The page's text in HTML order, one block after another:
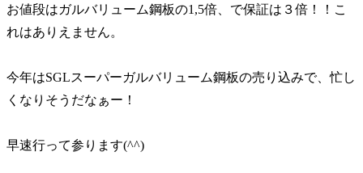
お値段はガルバリューム鋼板の1,5倍、で保証は３倍！！こ
れはありえません。
今年はSGLスーパーガルバリューム鋼板の売り込みで、忙し
くなりそうだなぁー！
早速行って参ります(^^)